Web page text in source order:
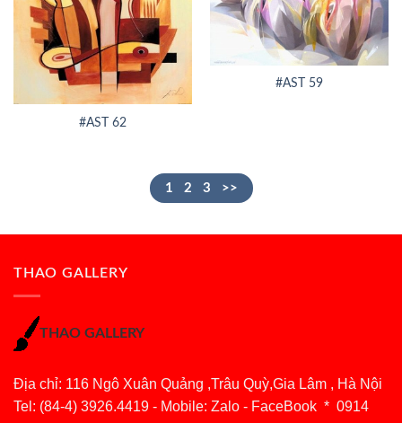
#AST 62
#AST 59
1 2 3 >>
THAO GALLERY
THAO GALLERY
Địa chỉ: 116 Ngô Xuân Quảng ,Trâu Quỳ,Gia Lâm , Hà Nội
Tel: (84-4) 3926.4419 - Mobile: Zalo - FaceBook * 0914